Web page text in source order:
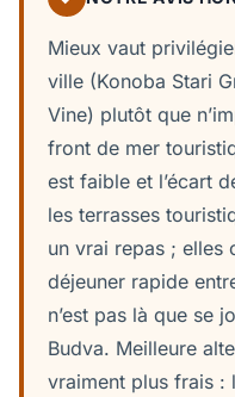
Mieux vaut
ville (Konoba Stari
Vine) plutôt que
front de mer
est faible et l’écart
les terrasses
un vrai repas ; elles
déjeuner rapide
n’est pas là que se
Budva. Meilleure
vraiment plus frais :